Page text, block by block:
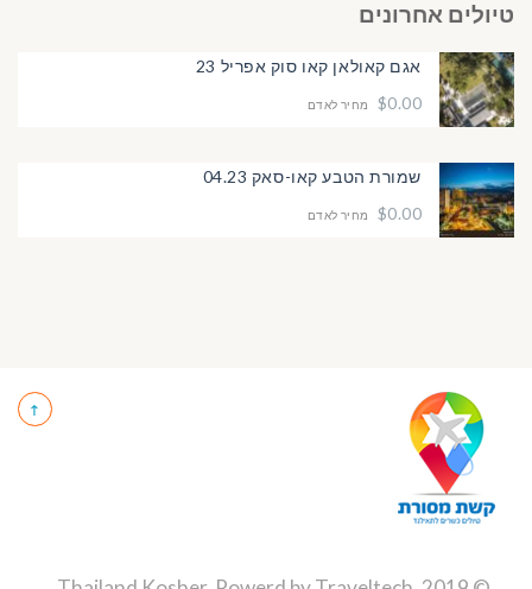
טיולים אחרונים
אגם קאולאן קאו סוק אפריל 23
$0.00
מחיר לאדם
שמורת הטבע קאו-סאק 04.23
$0.00
מחיר לאדם